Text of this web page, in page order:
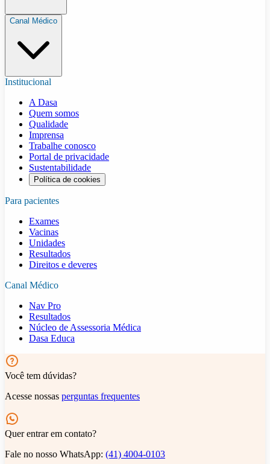
Canal Médico
Institucional
A Dasa
Quem somos
Qualidade
Imprensa
Trabalhe conosco
Portal de privacidade
Sustentabilidade
Política de cookies
Para pacientes
Exames
Vacinas
Unidades
Resultados
Direitos e deveres
Canal Médico
Nav Pro
Resultados
Núcleo de Assessoria Médica
Dasa Educa
Você tem dúvidas?
Acesse nossas perguntas frequentes
Quer entrar em contato?
Fale no nosso WhatsApp: (41) 4004-0103